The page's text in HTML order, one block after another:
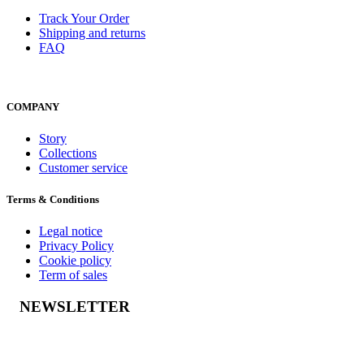
Track Your Order
Shipping and returns
FAQ
COMPANY
Story
Collections
Customer service
Terms & Conditions
Legal notice
Privacy Policy
Cookie policy
Term of sales
NEWSLETTER